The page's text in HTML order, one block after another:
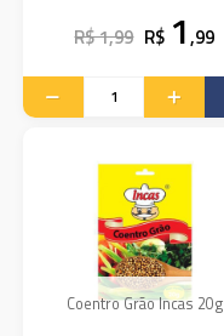
R$ 1,99 R$ 1,99
Coentro Grão Incas 20g